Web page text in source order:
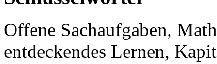
Offene Sachaufgaben,
entdeckendes Lernen,